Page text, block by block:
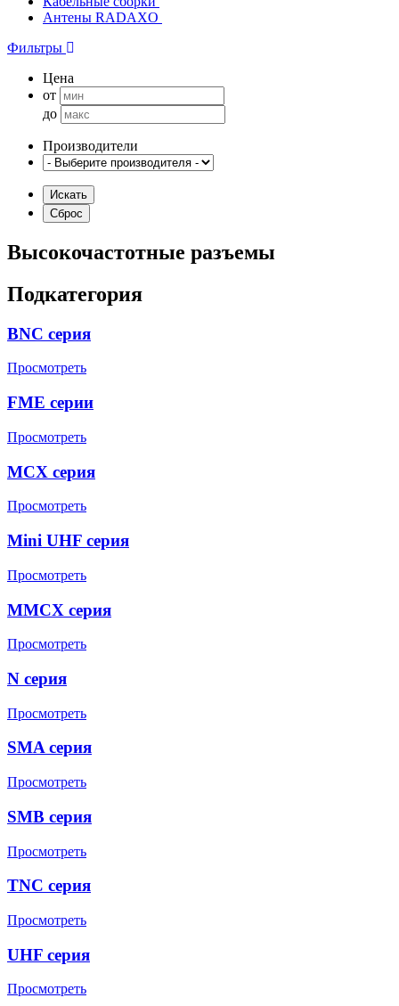
Антены RADAXO
Фильтры
Цена
от
до
Производители
Высокочастотные разъемы
Подкатегория
BNC серия
Просмотреть
FME серии
Просмотреть
MCX серия
Просмотреть
Mini UHF серия
Просмотреть
MMCX серия
Просмотреть
N серия
Просмотреть
SMA серия
Просмотреть
SMB серия
Просмотреть
TNC серия
Просмотреть
UHF серия
Просмотреть